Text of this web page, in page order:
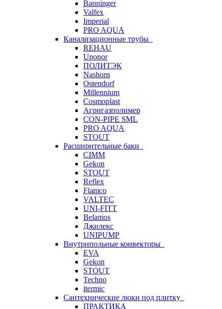
Banninger
Valfex
Imperial
PRO AQUA
Канализационные трубы
REHAU
Uponor
ПОЛИТЭК
Nashorn
Ostendorf
Millennium
Cosmoplast
Агригазполимер
CON-PIPE SML
PRO AQUA
STOUT
Расширительные баки
CIMM
Gekon
STOUT
Reflex
Flamco
VALTEC
UNI-FITT
Belamos
Джилекс
UNIPUMP
Внутрипольные конвекторы
EVA
Gekon
STOUT
Techno
itermic
Сантехнические люки под плитку
ПРАКТИКА